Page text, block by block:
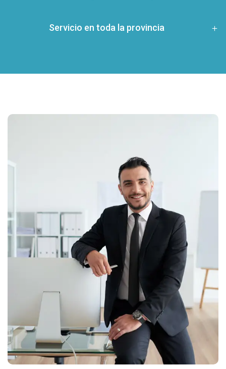
Servicio en toda la provincia